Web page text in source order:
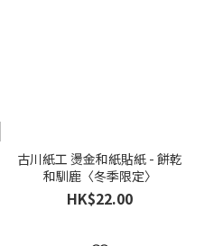
古川紙工 燙金和紙貼紙 - 餅乾
和馴鹿〈冬季限定〉
HK$22.00